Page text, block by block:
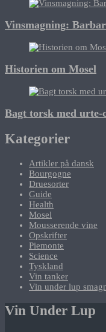
Vinsmagning:
Historien om Mosel
Bagt torsk med urte-
Kategorier
Artikler på dansk
Bourgogne
Druesorter
Guide
Health
Mosel
Mousserende vine
Opskrifter
Piemonte
Science
Tyskland
Vin tanker
Vin under lup
Vin Under Lup